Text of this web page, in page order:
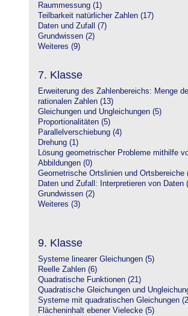
Raummessung (1)
Teilbarkeit natürlicher Zahlen (17)
Daten und Zufall (7)
Grundwissen (2)
Weiteres (9)
7. Klasse
Erweiterung des Zahlenbereichs: Menge
rationalen Zahlen (13)
Gleichungen und Ungleichungen (5)
Proportionalitäten (5)
Parallelverschiebung (4)
Drehung (1)
Lösung geometrischer Probleme mithilfe
Abbildungen (0)
Geometrische Ortslinien und Ortsbereiche
Daten und Zufall: Interpretieren von Daten
Grundwissen (2)
Weiteres (3)
9. Klasse
Systeme linearer Gleichungen (5)
Reelle Zahlen (6)
Quadratische Funktionen (21)
Quadratische Gleichungen und
Systeme mit quadratischen Gleichungen
Flächeninhalt ebener Vielecke (5)